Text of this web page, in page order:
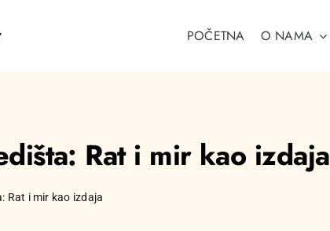
POČETNA O NAMA
Rat i mir kao izdaja
Rat i mir kao izdaja